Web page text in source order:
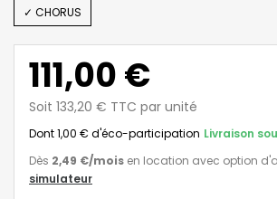
✓ CHORUS
111,00 €
Soit 133,20 € TTC par unité
Dont 1,00 € d'éco-participation Livraison
Dès 2,49 €/mois en location avec option
simulateur